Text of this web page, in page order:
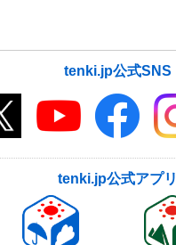
tenki.jp公式SNS
tenki.jp公式アプリ